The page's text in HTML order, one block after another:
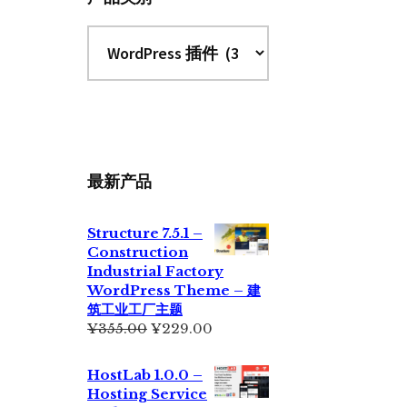
最新产品
Structure 7.5.1 –
Construction
Industrial Factory
WordPress Theme – 建
筑工业工厂主题
¥355.00 原
为：
¥355.00。
¥229.00
价
格
HostLab 1.0.0 –
Hosting Service